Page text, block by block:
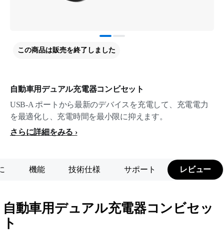
自動車用デュアル充電器コンビセット
USB-A ポートから最新のデバイスを充電して、充電電力
を最適化し、充電時間を最小限に抑えます。
さらに詳細をみる
この商品は販売を終了しました
機能 技術仕様 サポート レビュー
自動車用デュアル充電器コンビセッ
ト